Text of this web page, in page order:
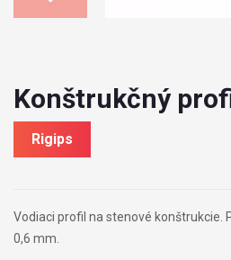
Konštrukčný
Rigips
Vodiaci profil na stenové konštrukcie.
0,6 mm.